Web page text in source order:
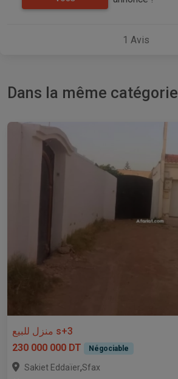
1 Avis
Dans la même catégorie
منزل للبيع s+3
230 000 000 DT
Négociable
Sakiet Eddaïer,Sfax